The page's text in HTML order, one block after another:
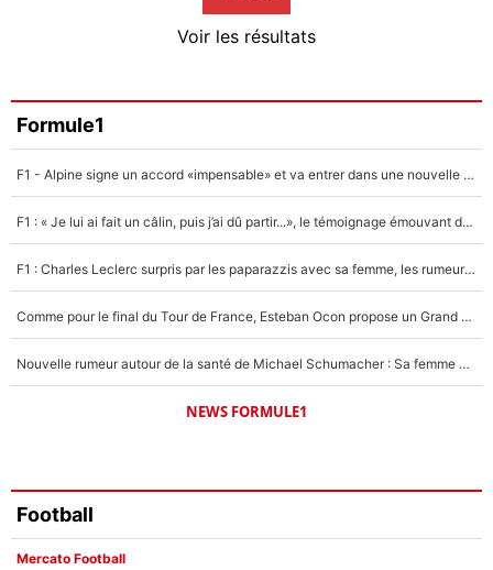
Faris Moumbagna
4%
Un autre joueur
5%
Voir les résultats
Formule1
F1 - Alpine signe un accord «impensable» et va entrer dans une nouvelle dimension : Grande nouvelle pour Pierre Gasly !
F1 : « Je lui ai fait un câlin, puis j’ai dû partir...», le témoignage émouvant de Max Verstappen sur sa fille
F1 : Charles Leclerc surpris par les paparazzis avec sa femme, les rumeurs étaient vraies !
Comme pour le final du Tour de France, Esteban Ocon propose un Grand Prix de Formule 1 à Paris : «Autour de l’Arc de Triomphe, ce serait génial» !
Nouvelle rumeur autour de la santé de Michael Schumacher : Sa femme Corinna sort du silence
NEWS FORMULE1
Football
Mercato Football